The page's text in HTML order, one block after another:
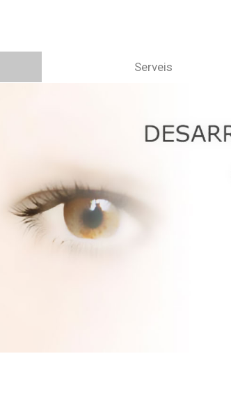
Serveis